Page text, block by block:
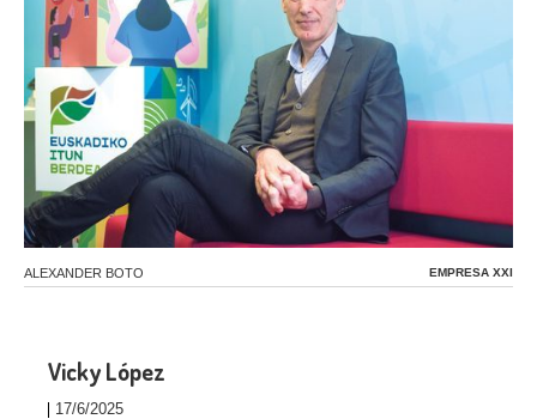
Text Link
ALEXANDER BOTO EMPRESA XXI
Vicky López
17/6/2025